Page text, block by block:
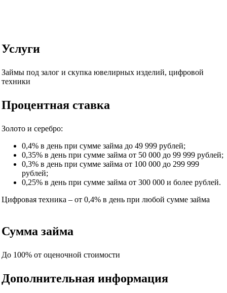
Услуги
Займы под залог и скупка ювелирных изделий, цифровой
техники
Процентная ставка
Золото и серебро:
0,4% в день при сумме займа до 49 999 рублей;
0,35% в день при сумме займа от 50 000 до 99 999 рублей;
0,3% в день при сумме займа от 100 000 до 299 999
рублей;
0,25% в день при сумме займа от 300 000 и более рублей.
Цифровая техника – от 0,4% в день при любой сумме займа
Сумма займа
До 100% от оценочной стоимости
Дополнительная информация